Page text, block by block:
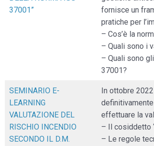
37001”
fornisce un
pratiche per
– Cos’è la
– Quali sono i
– Quali sono
37001?
SEMINARIO E-
LEARNING
VALUTAZIONE DEL
RISCHIO INCENDIO
SECONDO IL D.M.
In ottobre
effettuare la
– Il cosiddetto
– Le regole